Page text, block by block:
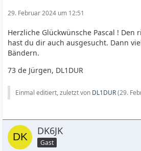
29. Februar 2024 um 12:51
Herzliche Glückwünsche Pascal ! Den
hast du dir auch ausgesucht. Dann
Bändern.
73 de Jürgen, DL1DUR
Einmal editiert, zuletzt von DL1DUR(29.
DK6JK
Gast